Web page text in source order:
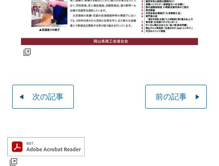
次の記事 前の記事